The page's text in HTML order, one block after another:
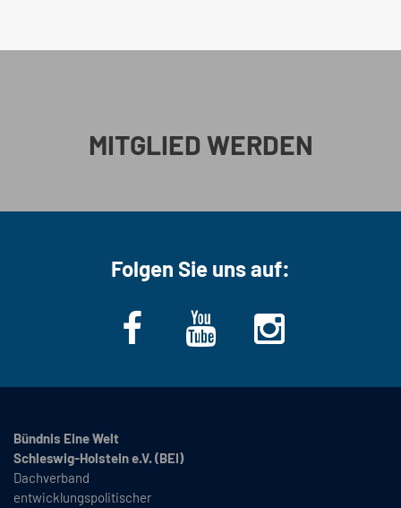
MITGLIED WERDEN
Folgen Sie uns auf:
Bündnis Eine Welt
Schleswig-Holstein e.V. (BEI)
Dachverband
entwicklungspolitischer